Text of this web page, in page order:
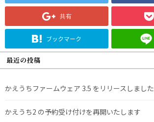
共有
ブックマーク
最近の投稿
かえうちファームウェア 3.5 をリリースしました
かえうち2 の予約受け付けを再開いたします